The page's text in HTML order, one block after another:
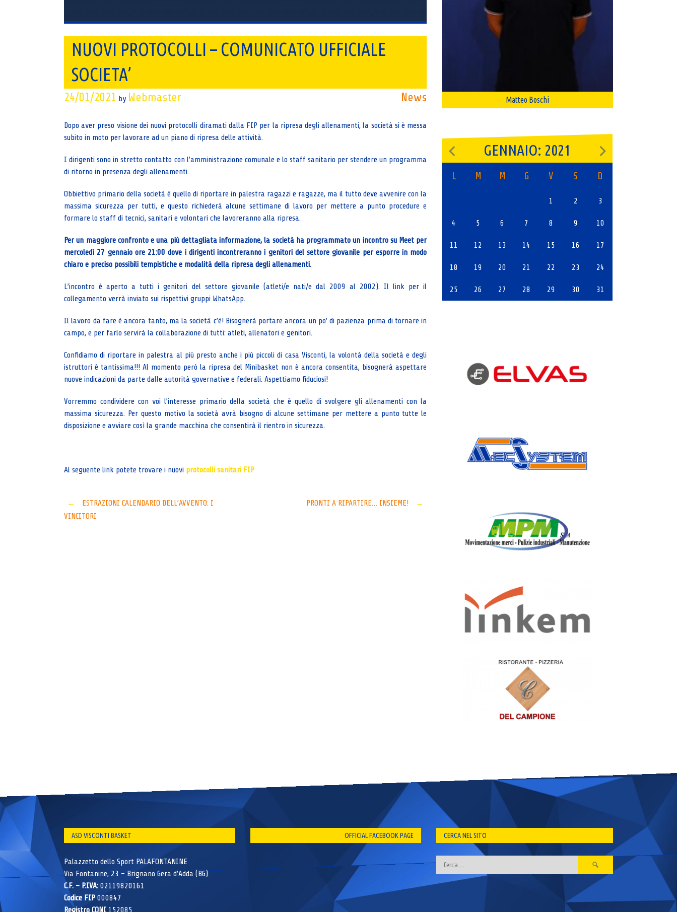
NUOVI PROTOCOLLI – COMUNICATO UFFICIALE
SOCIETA’
News
24/01/2021 by Webmaster
Dopo aver preso visione dei nuovi protocolli diramati dalla FIP per la ripresa degli allenamenti, la società si è messa
subito in moto per lavorare ad un piano di ripresa delle attività.
I dirigenti sono in stretto contatto con l’amministrazione comunale e lo staff sanitario per stendere un programma
di ritorno in presenza degli allenamenti.
Obbiettivo primario della società è quello di riportare in palestra ragazzi e ragazze, ma il tutto deve avvenire con la
massima sicurezza per tutti, e questo richiederà alcune settimane di lavoro per mettere a punto procedure e
formare lo staff di tecnici, sanitari e volontari che lavoreranno alla ripresa.
Per un maggiore confronto e una più dettagliata informazione, la società ha programmato un incontro su Meet per
mercoledì 27 gennaio ore 21:00 dove i dirigenti incontreranno i genitori del settore giovanile per esporre in modo
chiaro e preciso possibili tempistiche e modalità della ripresa degli allenamenti.
L’incontro è aperto a tutti i genitori del settore giovanile (atleti/e nati/e dal 2009 al 2002). Il link per il
collegamento verrà inviato sui rispettivi gruppi WhatsApp.
Il lavoro da fare è ancora tanto, ma la società c’è! Bisognerà portare ancora un po’ di pazienza prima di tornare in
campo, e per farlo servirà la collaborazione di tutti: atleti, allenatori e genitori.
Confidiamo di riportare in palestra al più presto anche i più piccoli di casa Visconti, la volontà della società e degli
istruttori è tantissima!!! Al momento però la ripresa del Minibasket non è ancora consentita, bisognerà aspettare
nuove indicazioni da parte dalle autorità governative e federali. Aspettiamo fiduciosi!
Vorremmo condividere con voi l’interesse primario della società che è quello di svolgere gli allenamenti con la
massima sicurezza. Per questo motivo la società avrà bisogno di alcune settimane per mettere a punto tutte le
disposizione e avviare così la grande macchina che consentirà il rientro in sicurezza.
Al seguente link potete trovare i nuovi protocolli sanitari FIP
Post
←
ESTRAZIONI CALENDARIO DELL’AVVENTO: I
VINCITORI
PRONTI A RIPARTIRE… INSIEME! →
Matteo Boschi
GENNAIO: 2021
L M M G V S D
1 2 3
4 5 6 7 8 9 10
11 12 13 14 15 16 17
18 19 20 21 22 23 24
25 26 27 28 29 30 31
ASD VISCONTI BASKET
Palazzetto dello Sport PALAFONTANINE
Via Fontanine, 23 – Brignano Gera d’Adda (BG)
C.F. – P.IVA: 02119820161
Codice FIP 000847
Registro CONI 152085
OFFICIAL FACEBOOK PAGE CERCA NEL SITO
Ricerca
per: